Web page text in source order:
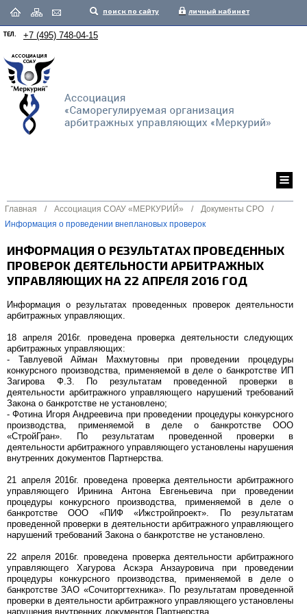
поиск по сайту личный кабинет
ТЕЛ. +7 (495) 748-04-15
Главная / Ассоциация СОАУ «МЕРКУРИЙ» / Документы СРО
/
Информация о проведении внеплановых проверок
ИНФОРМАЦИЯ О РЕЗУЛЬТАТАХ ПРОВЕДЕННЫХ
ПРОВЕРОК ДЕЯТЕЛЬНОСТИ АРБИТРАЖНЫХ
УПРАВЛЯЮЩИХ НА 22 АПРЕЛЯ 2016 ГОД
Информация о результатах проведенных проверок деятельности
арбитражных управляющих.
18 апреля 2016г. проведена проверка деятельности следующих
арбитражных управляющих:
- Тавлуевой Айман Махмутовны при проведении процедуры
конкурсного производства, применяемой в деле о банкротстве ИП
Загирова Ф.З. По результатам проведенной проверки в
деятельности арбитражного управляющего нарушений требований
Закона о банкротстве не установлено;
- Фотина Игоря Андреевича при проведении процедуры конкурсного
производства, применяемой в деле о банкротстве ООО
«СтройГран». По результатам проведенной проверки в
деятельности арбитражного управляющего установлены нарушения
внутренних документов Партнерства.
21 апреля 2016г. проведена проверка деятельности арбитражного
управляющего Иринина Антона Евгеньевича при проведении
процедуры конкурсного производства, применяемой в деле о
банкротстве ООО «ПИФ «Ижстройпроект». По результатам
проведенной проверки в деятельности арбитражного управляющего
нарушений требований Закона о банкротстве не установлено.
22 апреля 2016г. проведена проверка деятельности арбитражного
управляющего Хагурова Аскэра Анзауровича при проведении
процедуры конкурсного производства, применяемой в деле о
банкротстве ЗАО «Сочиторгтехника». По результатам проведенной
проверки в деятельности арбитражного управляющего установлены
нарушения внутренних документов Партнерства.